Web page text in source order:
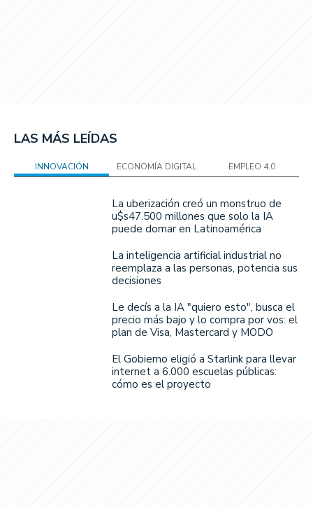
LAS MÁS LEÍDAS
INNOVACIÓN ECONOMÍA DIGITAL EMPLEO 4.0
La uberización creó un monstruo de
u$s47.500 millones que solo la IA
puede domar en Latinoamérica
La inteligencia artificial industrial no
reemplaza a las personas, potencia sus
decisiones
Le decís a la IA "quiero esto", busca el
precio más bajo y lo compra por vos: el
plan de Visa, Mastercard y MODO
El Gobierno eligió a Starlink para llevar
internet a 6.000 escuelas públicas:
cómo es el proyecto